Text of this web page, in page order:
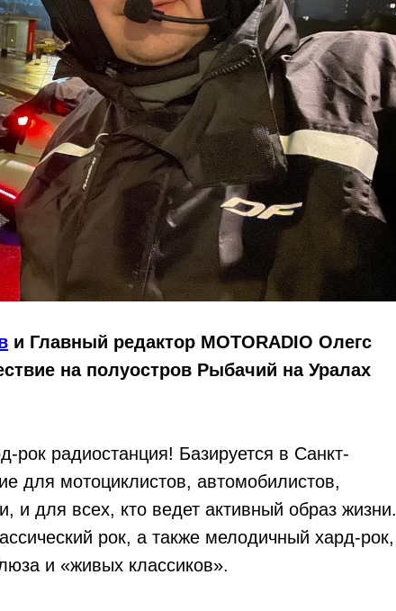
и Главный редактор MOTORADIO Олегс
на полуостров Рыбачий на Уралах
рок радиостанция! Базируется в Санкт-
для мотоциклистов, автомобилистов,
и для всех, кто ведет активный образ жизни.
рок, а также мелодичный хард-рок,
и «живых классиков».